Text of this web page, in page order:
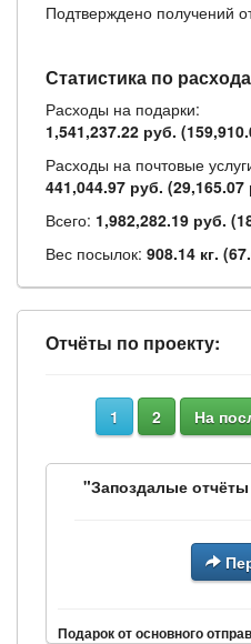
Подтверждено получений
Статистика по
Расходы на подарки:
1,541,237.22 руб.
Расходы на почтовые
441,044.97 руб. (29,165.07
Всего: 1,982,282.19 руб.
Вес посылок: 908.14 кг.
Отчёты по проекту:
1 2 На
"Запоздалые
Подарок от основного